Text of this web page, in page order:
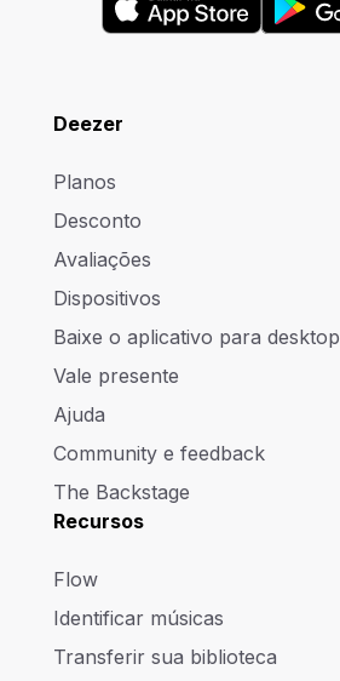
Deezer
Planos
Desconto
Avaliações
Dispositivos
Baixe o aplicativo para desktop
Vale presente
Ajuda
Community e feedback
The Backstage
Recursos
Flow
Identificar músicas
Transferir sua biblioteca